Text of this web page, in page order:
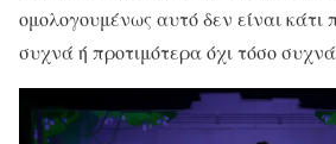
ομολογουμένως αυτό δεν είναι
συχνά ή προτιμότερα όχι τόσο